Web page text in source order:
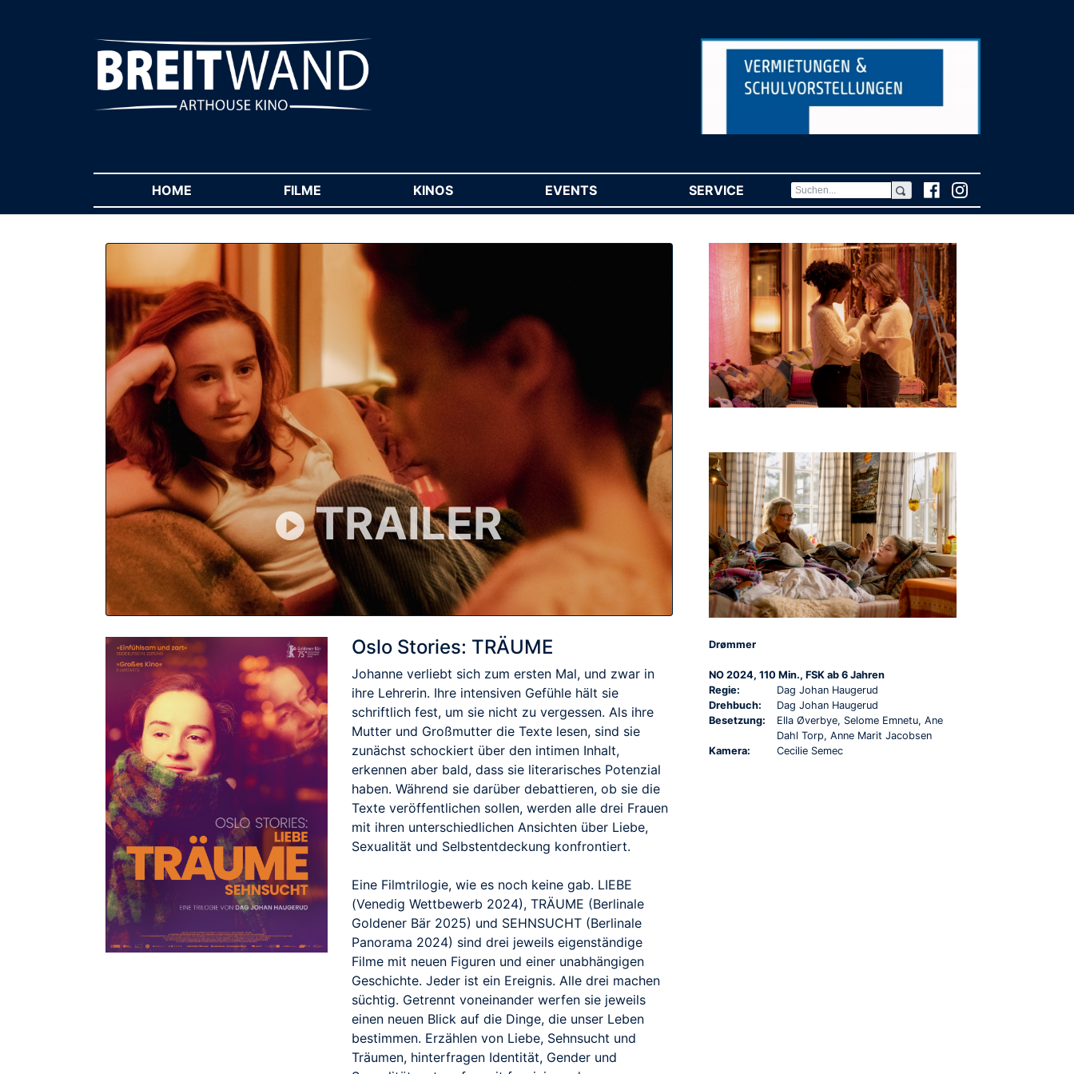
HOME FILME KINOS EVENTS SERVICE (CURRENT)
TRAILER
Oslo Stories: TRÄUME
Johanne verliebt sich zum ersten Mal, und zwar in
ihre Lehrerin. Ihre intensiven Gefühle hält sie
schriftlich fest, um sie nicht zu vergessen. Als ihre
Mutter und Großmutter die Texte lesen, sind sie
zunächst schockiert über den intimen Inhalt,
erkennen aber bald, dass sie literarisches Potenzial
haben. Während sie darüber debattieren, ob sie die
Texte veröffentlichen sollen, werden alle drei Frauen
mit ihren unterschiedlichen Ansichten über Liebe,
Sexualität und Selbstentdeckung konfrontiert.
Eine Filmtrilogie, wie es noch keine gab. LIEBE
(Venedig Wettbewerb 2024), TRÄUME (Berlinale
Goldener Bär 2025) und SEHNSUCHT (Berlinale
Panorama 2024) sind drei jeweils eigenständige
Filme mit neuen Figuren und einer unabhängigen
Geschichte. Jeder ist ein Ereignis. Alle drei machen
süchtig. Getrennt voneinander werfen sie jeweils
einen neuen Blick auf die Dinge, die unser Leben
bestimmen. Erzählen von Liebe, Sehnsucht und
Träumen, hinterfragen Identität, Gender und
Drømmer
NO 2024, 110 Min., FSK ab 6 Jahren
Regie:
Dag Johan Haugerud
Drehbuch:
Dag Johan Haugerud
Besetzung:
Ella Øverbye, Selome Emnetu, Ane
Dahl Torp, Anne Marit Jacobsen
Kamera:
Cecilie Semec